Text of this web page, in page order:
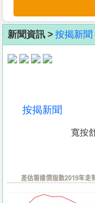
客
地
產
新聞資訊 > 按揭新聞
按揭新聞
寬按